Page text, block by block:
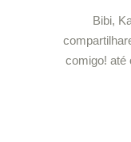
Bibi,
comigo! até